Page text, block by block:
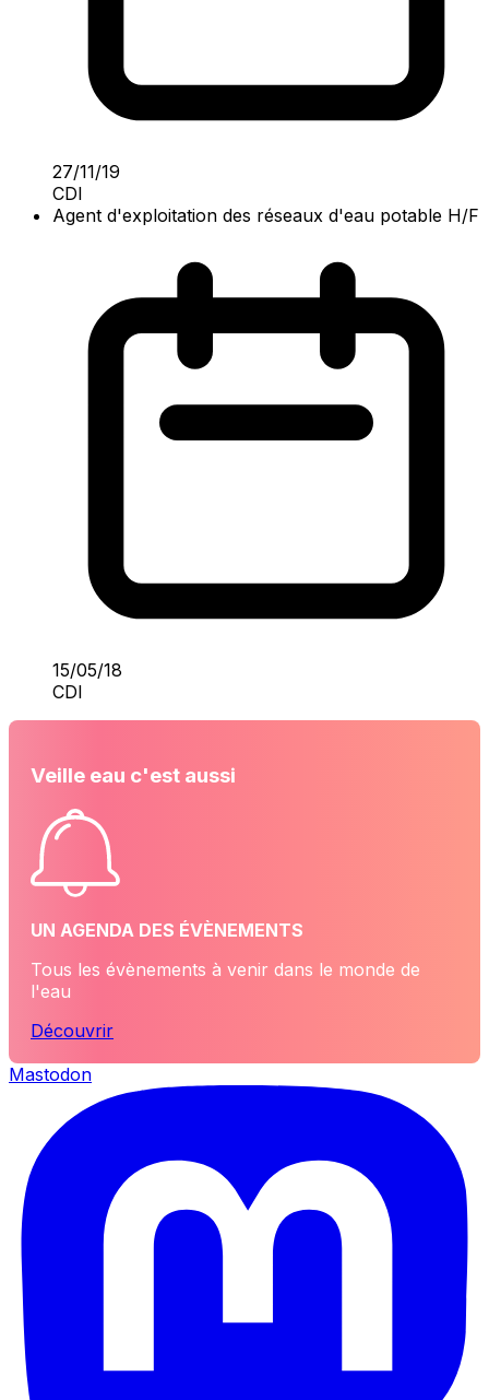
27/11/19
CDI
Agent d'exploitation des réseaux d'eau potable H/F
15/05/18
CDI
Veille eau c'est aussi
UN AGENDA DES ÉVÈNEMENTS
Tous les évènements à venir dans le monde de
l'eau
Découvrir
Mastodon